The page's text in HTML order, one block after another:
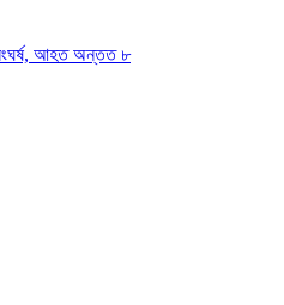
সংঘর্ষ, আহত অন্তত ৮